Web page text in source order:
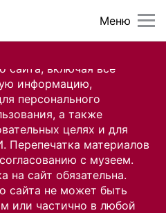
сайта, включая все
информацию,
персонального
а также
целях и для
Перепечатка материалов
с музеем.
на сайт обязательна.
сайта не может быть
или частично в любой
Меню